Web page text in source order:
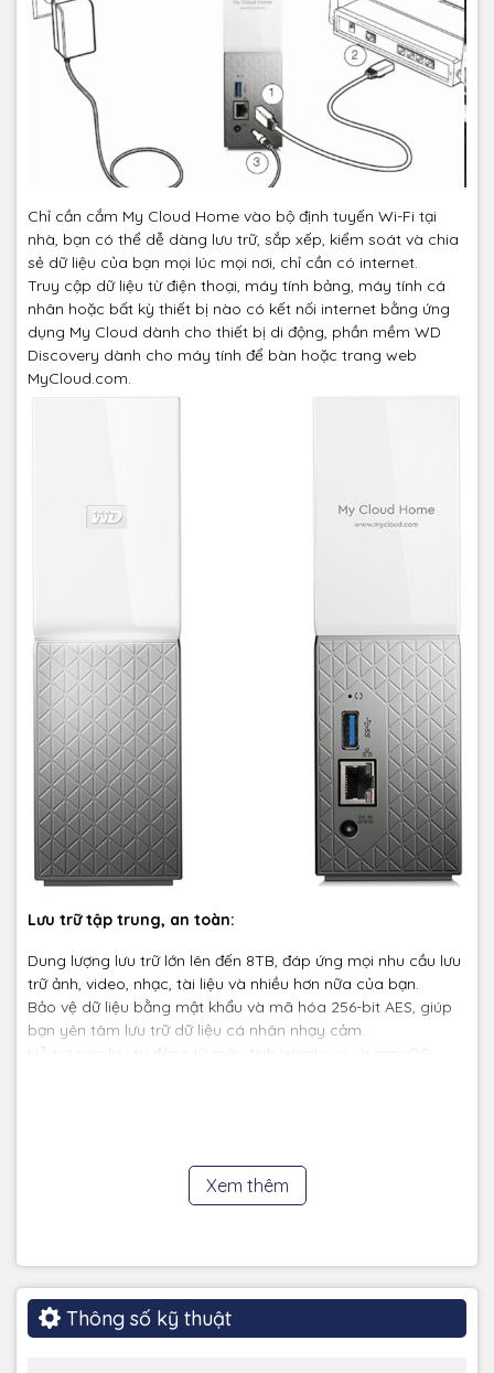
Chỉ cần cắm My Cloud Home vào bộ định tuyến Wi-Fi tại
nhà, bạn có thể dễ dàng lưu trữ, sắp xếp, kiểm soát và chia
sẻ dữ liệu của bạn mọi lúc mọi nơi, chỉ cần có internet.
Truy cập dữ liệu từ điện thoại, máy tính bảng, máy tính cá
nhân hoặc bất kỳ thiết bị nào có kết nối internet bằng ứng
dụng My Cloud dành cho thiết bị di động, phần mềm WD
Discovery dành cho máy tính để bàn hoặc trang web
MyCloud.com.
Lưu trữ tập trung, an toàn:
Dung lượng lưu trữ lớn lên đến 8TB, đáp ứng mọi nhu cầu lưu
trữ ảnh, video, nhạc, tài liệu và nhiều hơn nữa của bạn.
Bảo vệ dữ liệu bằng mật khẩu và mã hóa 256-bit AES, giúp
bạn yên tâm lưu trữ dữ liệu cá nhân nhạy cảm.
Hỗ trợ sao lưu tự động từ máy tính Windows và macOS,
Chia sẻ ảnh, video và tài liệu với bạn bè, gia đình hoặc đồng
Xem thêm
Thông số kỹ thuật